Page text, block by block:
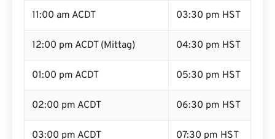
11:00 am ACDT 03:30 pm HST
12:00 pm ACDT (Mittag) 04:30 pm HST
01:00 pm ACDT 05:30 pm HST
02:00 pm ACDT 06:30 pm HST
03:00 pm ACDT 07:30 pm HST